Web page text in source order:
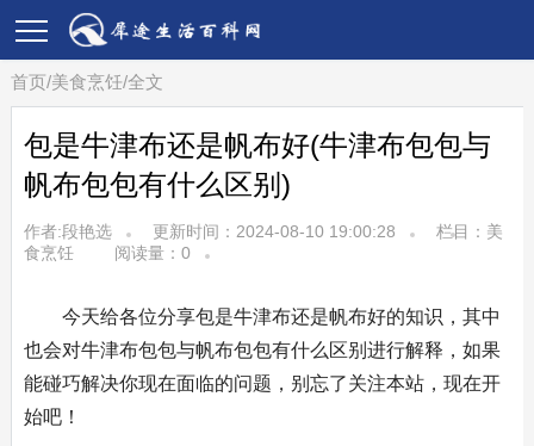
首页/美食烹饪/全文
包是牛津布还是帆布好(牛津布包包与
帆布包包有什么区别)
作者:段艳选 更新时间：2024-08-10 19:00:28 栏目： 美
食烹饪
阅读量： 0
今天给各位分享包是牛津布还是帆布好的知识，其中
也会对牛津布包包与帆布包包有什么区别进行解释，如果
能碰巧解决你现在面临的问题，别忘了关注本站，现在开
始吧！